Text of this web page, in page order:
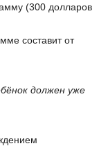
(300 долларов
составит от
должен уже